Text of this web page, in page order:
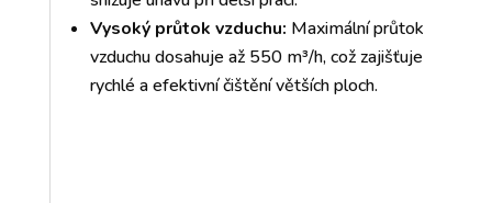
Vysoký průtok vzduchu: Maximální průtok
vzduchu dosahuje až 550 m³/h, což zajišťuje
rychlé a efektivní čištění větších ploch.